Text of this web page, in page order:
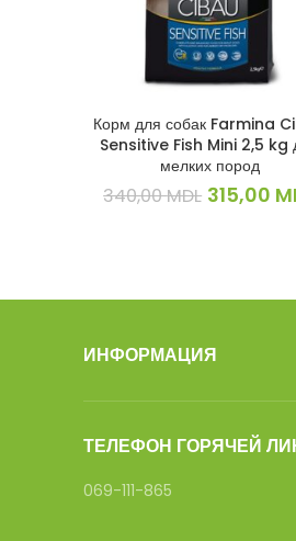
В КОРЗИНУ
Корм для собак Farmina
Sensitive Fish Mini 2,5 kg
мелких пород
340,00MDL 315,00
ИНФОРМАЦИЯ
ТЕЛЕФОН ГОРЯЧЕЙ
069-111-865